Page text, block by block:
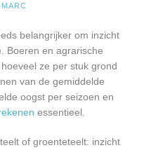
MARC
belangrijker om inzicht
Boeren en agrarische
ze per stuk grond
van de gemiddelde
oogst per seizoen en
essentieel.
of groenteteelt: inzicht